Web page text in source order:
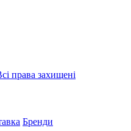
права захищені
Бренди